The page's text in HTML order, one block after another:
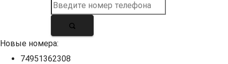
Новые номера:
74951362308